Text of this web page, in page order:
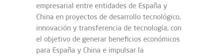
empresarial entre entidades de España y
China en proyectos de desarrollo tecnológico,
innovación y transferencia de tecnología, con
el objetivo de generar beneficios económicos
para España y China e impulsar la